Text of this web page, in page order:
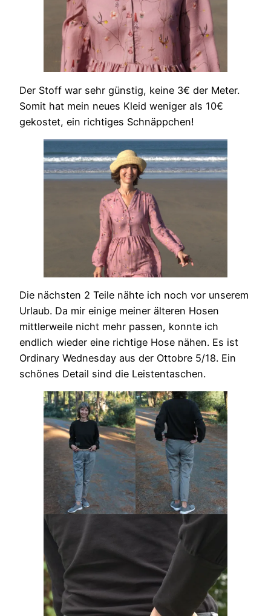
Der Stoff war sehr günstig, keine 3€ der Meter.
Somit hat mein neues Kleid weniger als 10€
gekostet, ein richtiges Schnäppchen!
Die nächsten 2 Teile nähte ich noch vor unserem
Urlaub. Da mir einige meiner älteren Hosen
mittlerweile nicht mehr passen, konnte ich
endlich wieder eine richtige Hose nähen. Es ist
Ordinary Wednesday aus der Ottobre 5/18. Ein
schönes Detail sind die Leistentaschen.